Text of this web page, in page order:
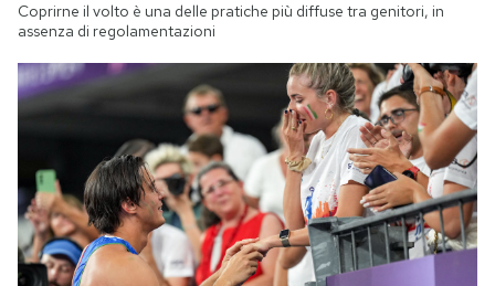
Coprirne il volto è una delle pratiche più diffuse tra genitori, in
assenza di regolamentazioni